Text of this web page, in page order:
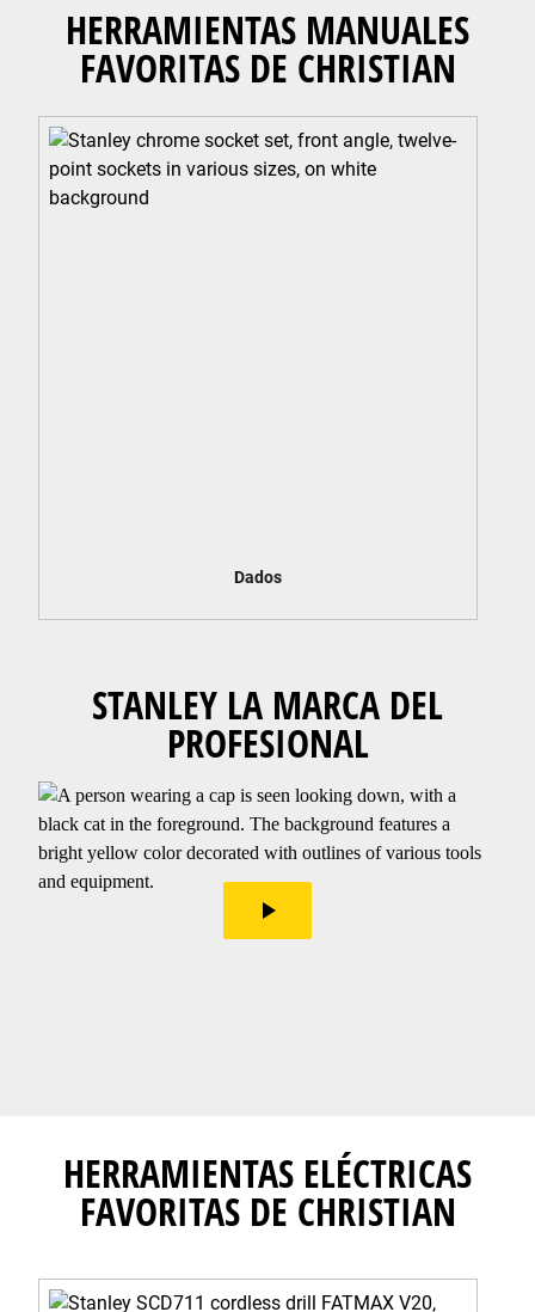
HERRAMIENTAS MANUALES
FAVORITAS DE CHRISTIAN
Dados
STANLEY LA MARCA DEL
PROFESIONAL
play_arrow
HERRAMIENTAS ELÉCTRICAS
FAVORITAS DE CHRISTIAN